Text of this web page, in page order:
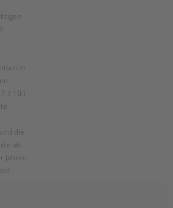
in
(-10.)
die
als
Jahren